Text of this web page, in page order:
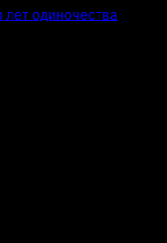
одиночества